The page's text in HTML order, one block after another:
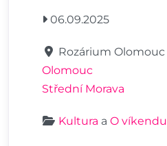
06.09.2025
Rozárium Olomouc
Olomouc
Střední Morava
Kultura a O víkendu